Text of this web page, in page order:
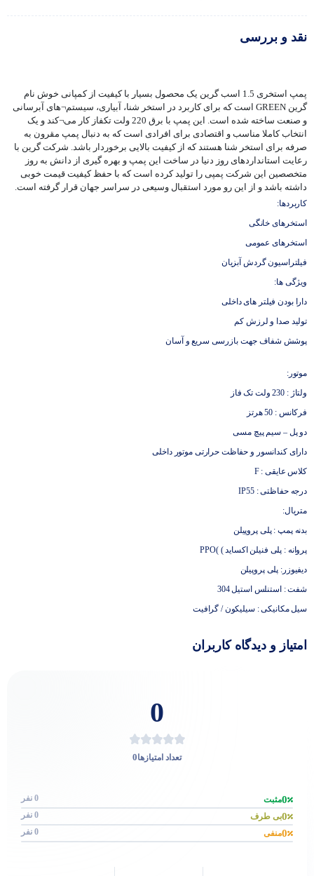
نقد و بررسی
پمپ استخری 1.5 اسب گرین یک محصول بسیار با کیفیت از کمپانی خوش نام
گرین GREEN است که برای کاربرد در استخر شنا، آبیاری، سیستم¬های آبرسانی
و صنعت ساخته شده است. این پمپ با برق 220 ولت تکفاز کار می¬کند و یک
انتخاب کاملا مناسب و اقتصادی برای افرادی است که به دنبال پمپ مقرون به
صرفه برای استخر شنا هستند که از کیفیت بالایی برخوردار باشد. شرکت گرین با
رعایت استانداردهای روز دنیا در ساخت این پمپ و بهره گیری از دانش به روز
متخصصین این شرکت پمپی را تولید کرده است که با حفظ کیفیت قیمت خوبی
داشته باشد و از این رو مورد استقبال وسیعی در سراسر جهان قرار گرفته است.
کاربردها:
استخرهای خانگی
استخرهای عمومی
فیلتراسیون گردش آبزیان
ویژگی ها:
دارا بودن فیلتر های داخلی
تولید صدا و لرزش کم
پوشش شفاف جهت بازرسی سریع و آسان
موتور:
ولتاژ : 230 ولت تک فاز
فرکانس : 50 هرتز
دو پل – سیم پیچ مسی
دارای کندانسور و حفاظت حرارتی موتور داخلی
کلاس عایقی : F
درجه حفاظتی : IP55
متریال:
بدنه پمپ : پلی پروپیلن
پروانه : پلی فنیلن اکساید ) )PPO
دیفیوزر: پلی پروپیلن
شفت : استنلس استیل 304
سیل مکانیکی : سیلیکون / گرافیت
امتیاز و دیدگاه کاربران
0
تعداد امتیازها0
0مثبت 0 نفر
0بی طرف 0 نفر
0منفی 0 نفر